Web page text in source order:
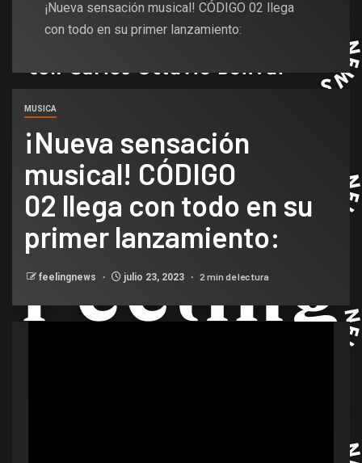
¡Nueva sensación musical! CÓDIGO 02 llega
con todo en su primer lanzamiento:
MUSICA
¡Nueva sensación
musical! CÓDIGO
02 llega con todo en su
primer lanzamiento:
feelingnews julio 23, 2023 2 min de lectura